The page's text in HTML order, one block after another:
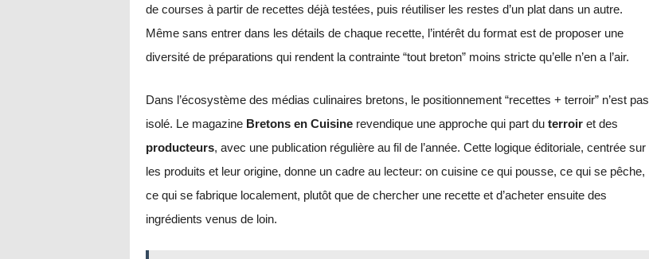
de courses à partir de recettes déjà testées, puis réutiliser les restes d’un plat dans un autre.
Même sans entrer dans les détails de chaque recette, l’intérêt du format est de proposer une
diversité de préparations qui rendent la contrainte “tout breton” moins stricte qu’elle n’en a l’air.
Dans l’écosystème des médias culinaires bretons, le positionnement “recettes + terroir” n’est pas
isolé. Le magazine Bretons en Cuisinerevendique une approche qui part du terroiret des
producteurs, avec une publication régulière au fil de l’année. Cette logique éditoriale, centrée sur
les produits et leur origine, donne un cadre au lecteur: on cuisine ce qui pousse, ce qui se pêche,
ce qui se fabrique localement, plutôt que de chercher une recette et d’acheter ensuite des
ingrédients venus de loin.